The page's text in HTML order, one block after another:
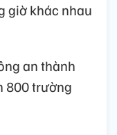
giờ khác nhau
an thành
800 trường